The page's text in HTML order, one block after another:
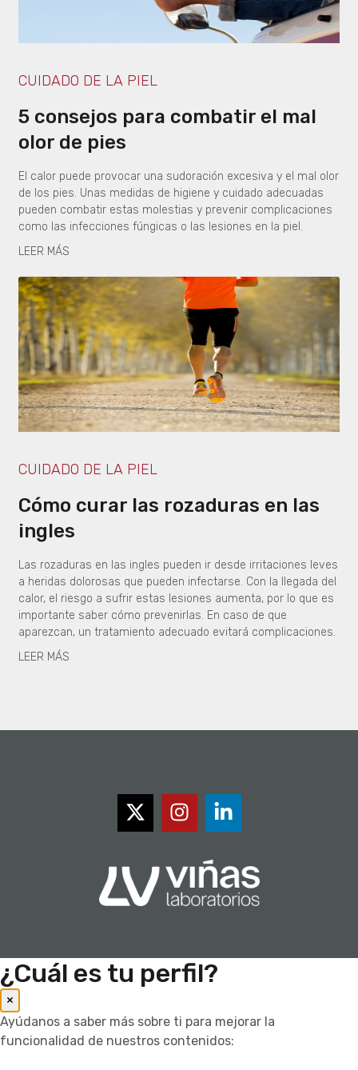
CUIDADO DE LA PIEL
5 consejos para combatir el mal
olor de pies
El calor puede provocar una sudoración excesiva y el mal olor
de los pies. Unas medidas de higiene y cuidado adecuadas
pueden combatir estas molestias y prevenir complicaciones
como las infecciones fúngicas o las lesiones en la piel.
LEER MÁS
CUIDADO DE LA PIEL
Cómo curar las rozaduras en las
ingles
Las rozaduras en las ingles pueden ir desde irritaciones leves
a heridas dolorosas que pueden infectarse. Con la llegada del
calor, el riesgo a sufrir estas lesiones aumenta, por lo que es
importante saber cómo prevenirlas. En caso de que
aparezcan, un tratamiento adecuado evitará complicaciones.
LEER MÁS
¿Cuál es tu perfil?
×
Ayúdanos a saber más sobre ti para mejorar la
funcionalidad de nuestros contenidos: